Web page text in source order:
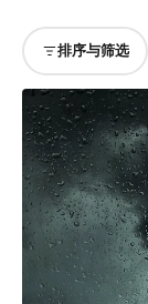
排序与筛选